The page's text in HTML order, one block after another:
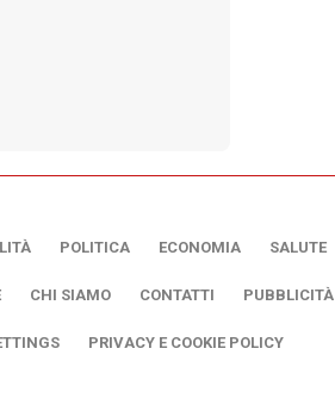
POLITICA ECONOMIA SALUTE
CHI SIAMO CONTATTI PUBBLICITÀ
PRIVACY E COOKIE POLICY